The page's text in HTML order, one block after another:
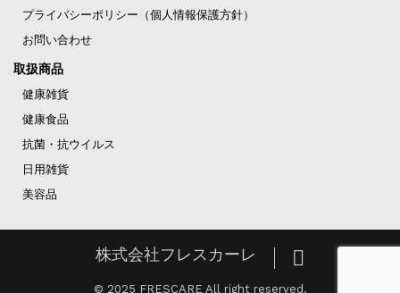
プライバシーポリシー（個人情報保護方針）
お問い合わせ
取扱商品
健康雑貨
健康食品
抗菌・抗ウイルス
日用雑貨
美容品
株式会社フレスカーレ
© 2025 FRESCARE All right reserved.